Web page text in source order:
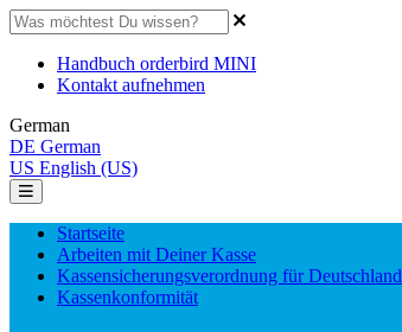
Handbuch orderbird MINI
Kontakt aufnehmen
German
DE German
US English (US)
Startseite
Arbeiten mit Deiner Kasse
Kassensicherungsverordnung für Deutschland
Kassenkonformität